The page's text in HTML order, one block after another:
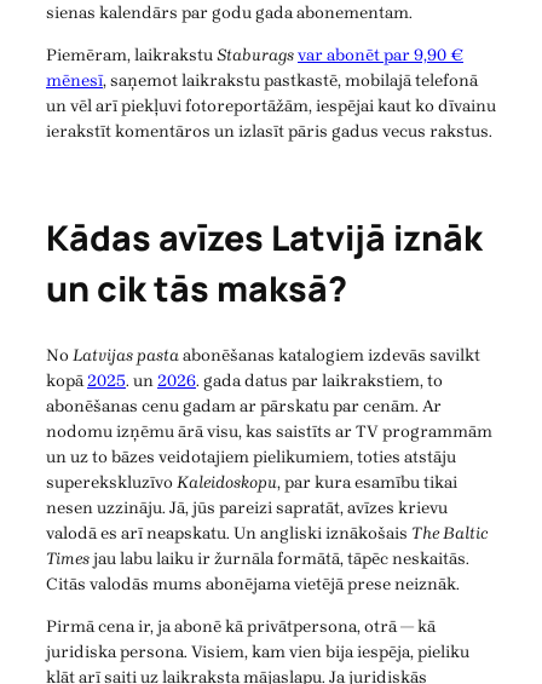
sienas kalendārs par godu gada abonementam.
Piemēram, laikrakstuStaburagsvar abonēt par 9,90 €
mēnesī, saņemot laikrakstu pastkastē, mobilajā telefonā
un vēl arī piekļuvi fotoreportāžām, iespējai kaut ko dīvainu
ierakstīt komentāros un izlasīt pāris gadus vecus rakstus.
Kādas avīzes Latvijā iznāk
un cik tās maksā?
NoLatvijas pastaabonēšanas katalogiem izdevās savilkt
kopā2025. un2026. gada datus par laikrakstiem, to
abonēšanas cenu gadam ar pārskatu par cenām. Ar
nodomu izņēmu ārā visu, kas saistīts ar TV programmām
un uz to bāzes veidotajiem pielikumiem, toties atstāju
superekskluzīvoKaleidoskopu, par kura esamību tikai
nesen uzzināju. Jā, jūs pareizi sapratāt, avīzes krievu
valodā es arī neapskatu. Un angliski iznākošais The Baltic
Timesjau labu laiku ir žurnāla formātā, tāpēc neskaitās.
Citās valodās mums abonējama vietējā prese neiznāk.
Pirmā cena ir, ja abonē kā privātpersona, otrā — kā
juridiska persona. Visiem, kam vien bija iespēja, pieliku
klāt arī saiti uz laikraksta mājaslapu. Ja juridiskās